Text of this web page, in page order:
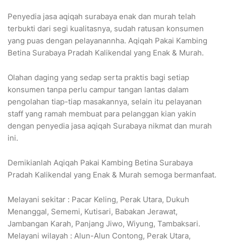
Penyedia jasa aqiqah surabaya enak dan murah telah
terbukti dari segi kualitasnya, sudah ratusan konsumen
yang puas dengan pelayanannha. Aqiqah Pakai Kambing
Betina Surabaya Pradah Kalikendal yang Enak & Murah.
Olahan daging yang sedap serta praktis bagi setiap
konsumen tanpa perlu campur tangan lantas dalam
pengolahan tiap-tiap masakannya, selain itu pelayanan
staff yang ramah membuat para pelanggan kian yakin
dengan penyedia jasa aqiqah Surabaya nikmat dan murah
ini.
Demikianlah Aqiqah Pakai Kambing Betina Surabaya
Pradah Kalikendal yang Enak & Murah semoga bermanfaat.
Melayani sekitar : Pacar Keling, Perak Utara, Dukuh
Menanggal, Sememi, Kutisari, Babakan Jerawat,
Jambangan Karah, Panjang Jiwo, Wiyung, Tambaksari.
Melayani wilayah : Alun-Alun Contong, Perak Utara,